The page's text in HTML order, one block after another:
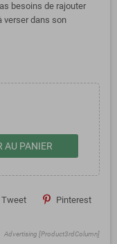
besoins de rajouter
verser dans son
AU PANIER
Tweet Pinterest
Advertising [Product3rdColumn]